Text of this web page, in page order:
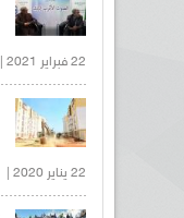
22 فبراير 2021 |
22 يناير 2020 |